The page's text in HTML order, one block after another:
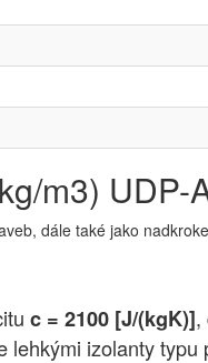
m3) UDP-
dále také jako
c = 2100 [J/(kgK)],
izolanty